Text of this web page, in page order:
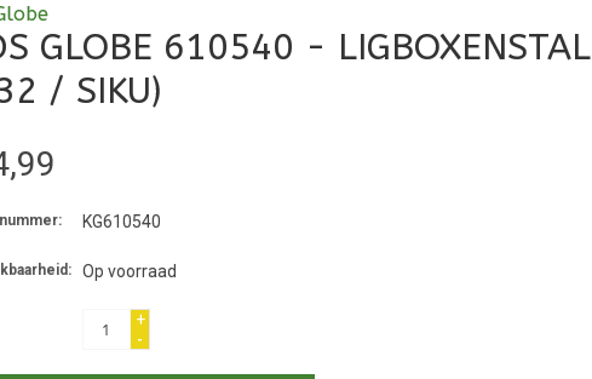
GLOBE 610540 - LIGBOXENSTAL
/ SIKU)
KG610540
Op voorraad
+
-